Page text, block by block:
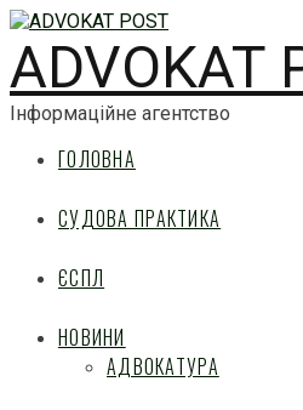
ADVOKAT
Інформаційне агентство
ГОЛОВНА
СУДОВА ПРАКТИКА
ЄСПЛ
НОВИНИ
АДВОКАТУРА